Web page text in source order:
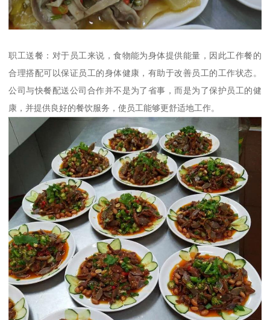
职工送餐：对于员工来说，食物能为身体提供能量，因此工作餐的
合理搭配可以保证员工的身体健康，有助于改善员工的工作状态。
公司与快餐配送公司合作并不是为了省事，而是为了保护员工的健
康，并提供良好的餐饮服务，使员工能够更舒适地工作。